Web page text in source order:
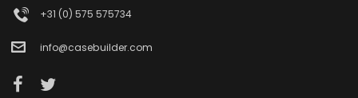
+31 (0) 575 575734
info@casebuilder.com